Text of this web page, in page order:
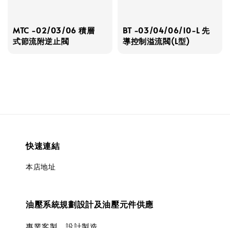
MTC -02/03/06 積層
式節流附逆止閥
BT -03/04/06/10-L 先
導控制溢流閥(L型)
快速連結
本店地址
油壓系統規劃設計及油壓元件供應